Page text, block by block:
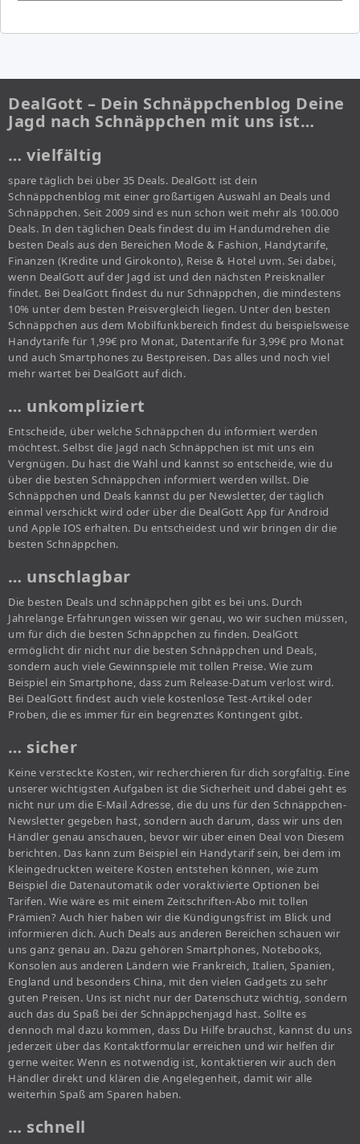
DealGott – Dein Schnäppchenblog Deine
Jagd nach Schnäppchen mit uns ist…
… vielfältig
spare täglich bei über 35 Deals. DealGott ist dein
Schnäppchenblog mit einer großartigen Auswahl an Deals und
Schnäppchen. Seit 2009 sind es nun schon weit mehr als 100.000
Deals. In den täglichen Deals findest du im Handumdrehen die
besten Deals aus den Bereichen Mode & Fashion, Handytarife,
Finanzen (Kredite und Girokonto), Reise & Hotel uvm. Sei dabei,
wenn DealGott auf der Jagd ist und den nächsten Preisknaller
findet. Bei DealGott findest du nur Schnäppchen, die mindestens
10% unter dem besten Preisvergleich liegen. Unter den besten
Schnäppchen aus dem Mobilfunkbereich findest du beispielsweise
Handytarife für 1,99€ pro Monat, Datentarife für 3,99€ pro Monat
und auch Smartphones zu Bestpreisen. Das alles und noch viel
mehr wartet bei DealGott auf dich.
… unkompliziert
Entscheide, über welche Schnäppchen du informiert werden
möchtest. Selbst die Jagd nach Schnäppchen ist mit uns ein
Vergnügen. Du hast die Wahl und kannst so entscheide, wie du
über die besten Schnäppchen informiert werden willst. Die
Schnäppchen und Deals kannst du per Newsletter, der täglich
einmal verschickt wird oder über die DealGott App für Android
und Apple IOS erhalten. Du entscheidest und wir bringen dir die
besten Schnäppchen.
… unschlagbar
Die besten Deals und schnäppchen gibt es bei uns. Durch
Jahrelange Erfahrungen wissen wir genau, wo wir suchen müssen,
um für dich die besten Schnäppchen zu finden. DealGott
ermöglicht dir nicht nur die besten Schnäppchen und Deals,
sondern auch viele Gewinnspiele mit tollen Preise. Wie zum
Beispiel ein Smartphone, dass zum Release-Datum verlost wird.
Bei DealGott findest auch viele kostenlose Test-Artikel oder
Proben, die es immer für ein begrenztes Kontingent gibt.
… sicher
Keine versteckte Kosten, wir recherchieren für dich sorgfältig. Eine
unserer wichtigsten Aufgaben ist die Sicherheit und dabei geht es
nicht nur um die E-Mail Adresse, die du uns für den Schnäppchen-
Newsletter gegeben hast, sondern auch darum, dass wir uns den
Händler genau anschauen, bevor wir über einen Deal von Diesem
berichten. Das kann zum Beispiel ein Handytarif sein, bei dem im
Kleingedruckten weitere Kosten entstehen können, wie zum
Beispiel die Datenautomatik oder voraktivierte Optionen bei
Tarifen. Wie wäre es mit einem Zeitschriften-Abo mit tollen
Prämien? Auch hier haben wir die Kündigungsfrist im Blick und
informieren dich. Auch Deals aus anderen Bereichen schauen wir
uns ganz genau an. Dazu gehören Smartphones, Notebooks,
Konsolen aus anderen Ländern wie Frankreich, Italien, Spanien,
England und besonders China, mit den vielen Gadgets zu sehr
guten Preisen. Uns ist nicht nur der Datenschutz wichtig, sondern
auch das du Spaß bei der Schnäppchenjagd hast. Sollte es
dennoch mal dazu kommen, dass Du Hilfe brauchst, kannst du uns
jederzeit über das Kontaktformular erreichen und wir helfen dir
gerne weiter. Wenn es notwendig ist, kontaktieren wir auch den
Händler direkt und klären die Angelegenheit, damit wir alle
weiterhin Spaß am Sparen haben.
… schnell